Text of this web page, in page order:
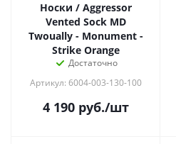
Носки / Aggressor
Vented Sock MD
Twoually - Monument -
Strike Orange
Достаточно
Артикул: 6004-003-130-100
4 190 руб./шт